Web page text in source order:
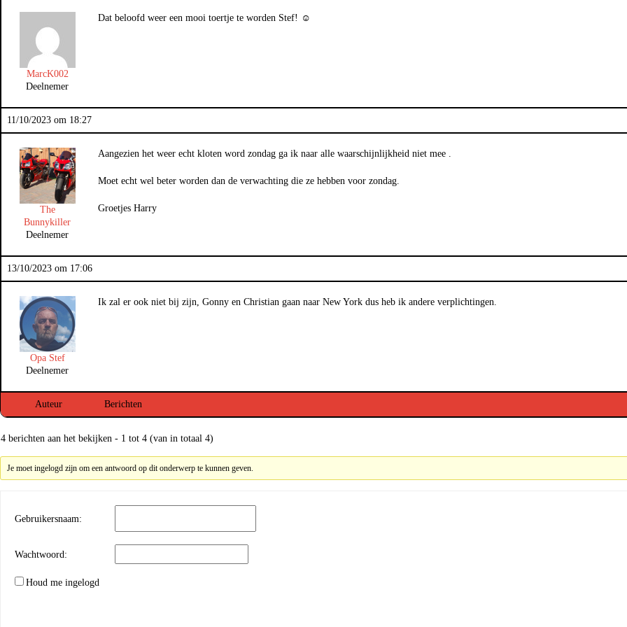
MarcK002
Deelnemer
Dat beloofd weer een mooi toertje te worden Stef! ☺
11/10/2023 om 18:27
The
Bunnykiller
Deelnemer
Aangezien het weer echt kloten word zondag ga ik naar alle waarschijnlijkheid niet mee .
Moet echt wel beter worden dan de verwachting die ze hebben voor zondag.
Groetjes Harry
13/10/2023 om 17:06
Opa Stef
Deelnemer
Ik zal er ook niet bij zijn, Gonny en Christian gaan naar New York dus heb ik andere verplichtingen.
Auteur Berichten
4 berichten aan het bekijken - 1 tot 4 (van in totaal 4)
Je moet ingelogd zijn om een antwoord op dit onderwerp te kunnen geven.
Gebruikersnaam:
Wachtwoord:
Houd me ingelogd